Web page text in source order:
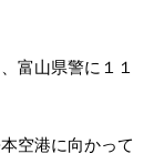
富山県警に１１
空港に向かって